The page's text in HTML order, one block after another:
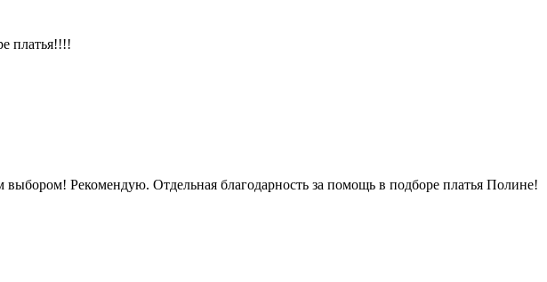
платья!!!!
Рекомендую. Отдельная благодарность за помощь в подборе платья Полине!